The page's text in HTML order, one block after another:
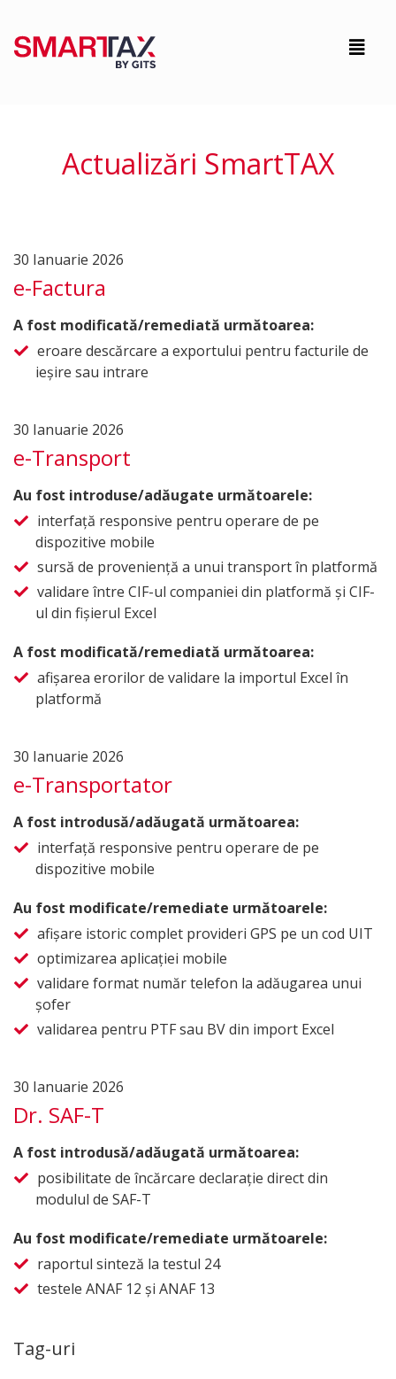
Actualizări SmartTAX
30 Ianuarie 2026
e-Factura
A fost modificată/remediată următoarea:
eroare descărcare a exportului pentru facturile de
ieșire sau intrare
30 Ianuarie 2026
e-Transport
Au fost introduse/adăugate următoarele:
interfață responsive pentru operare de pe
dispozitive mobile
sursă de proveniență a unui transport în platformă
validare între CIF-ul companiei din platformă și CIF-
ul din fișierul Excel
A fost modificată/remediată următoarea:
afișarea erorilor de validare la importul Excel în
platformă
30 Ianuarie 2026
e-Transportator
A fost introdusă/adăugată următoarea:
interfață responsive pentru operare de pe
dispozitive mobile
Au fost modificate/remediate următoarele:
afișare istoric complet provideri GPS pe un cod UIT
optimizarea aplicației mobile
validare format număr telefon la adăugarea unui
șofer
validarea pentru PTF sau BV din import Excel
30 Ianuarie 2026
Dr. SAF-T
A fost introdusă/adăugată următoarea:
posibilitate de încărcare declarație direct din
modulul de SAF-T
Au fost modificate/remediate următoarele:
raportul sinteză la testul 24
testele ANAF 12 și ANAF 13
Tag-uri